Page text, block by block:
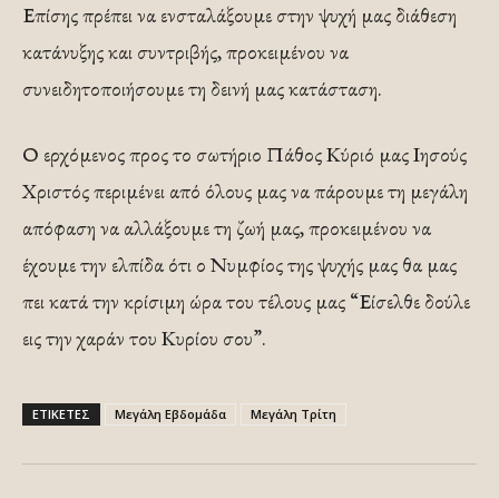
Επίσης πρέπει να ενσταλάξουμε στην ψυχή μας διάθεση
κατάνυξης και συντριβής, προκειμένου να
συνειδητοποιήσουμε τη δεινή μας κατάσταση.
Ο ερχόμενος προς το σωτήριο Πάθος Κύριό μας Ιησούς
Χριστός περιμένει από όλους μας να πάρουμε τη μεγάλη
απόφαση να αλλάξουμε τη ζωή μας, προκειμένου να
έχουμε την ελπίδα ότι ο Νυμφίος της ψυχής μας θα μας
πει κατά την κρίσιμη ώρα του τέλους μας “Είσελθε δούλε
εις την χαράν του Κυρίου σου”.
ΕΤΙΚΕΤΕΣ Μεγάλη Εβδομάδα Μεγάλη Τρίτη